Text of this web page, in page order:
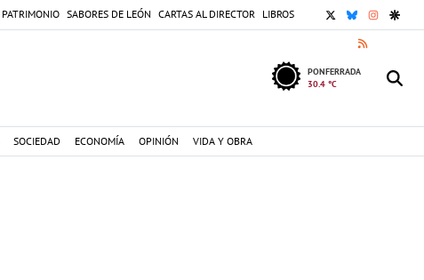
PATRIMONIO SABORES DE LEÓN CARTAS AL DIRECTOR LIBROS X BLUESKY
RSS
PONFERRADA
30.4 °C
SOCIEDAD ECONOMÍA OPINIÓN VIDA Y OBRA